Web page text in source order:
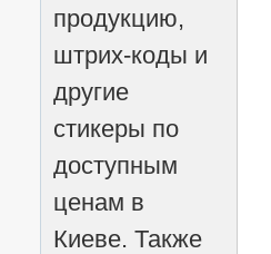
продукцию,
штрих-коды и
другие
стикеры по
доступным
ценам в
Киеве. Также